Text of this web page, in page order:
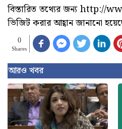
বিস্তারিত তথ্যের জন্য http://
ভিজিট করার আহ্বান জানানো
0
Shares
আরও খবর